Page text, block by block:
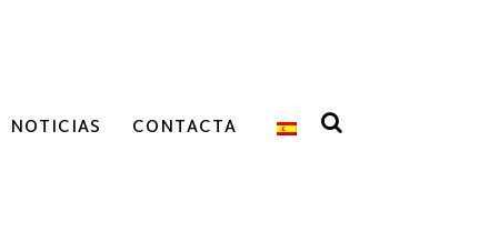
NOTICIAS CONTACTA